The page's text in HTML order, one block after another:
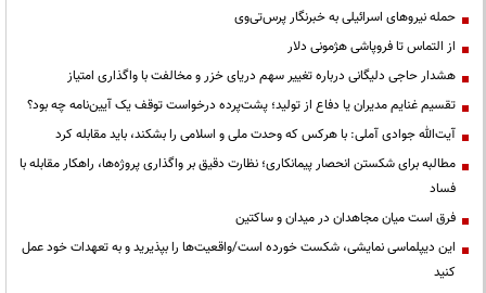
حمله نیروهای اسرائیلی به خبرنگار پرس‌تی‌وی
از التماس تا فروپاشی هژمونی دلار
هشدار حاجی دلیگانی درباره تغییر سهم دریای خزر و مخالفت با واگذاری امتیاز
تقسیم غنایم مدیران یا دفاع از تولید؛ پشت‌پرده درخواست توقف یک آیین‌نامه چه بود؟
آیت‌الله جوادی آملی: با هرکس که وحدت ملی و اسلامی را بشکند، باید مقابله کرد
مطالبه برای شکستن انحصار پیمانکاری؛ نظارت دقیق بر واگذاری پروژه‌ها، راهکار مقابله با
فساد
فرق است میان مجاهدان در میدان و ساکتین
این دیپلماسی نمایشی، شکست خورده است/واقعیت‌ها را بپذیرید و به تعهدات خود عمل
کنید